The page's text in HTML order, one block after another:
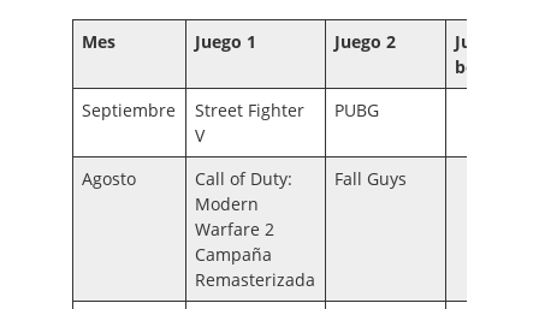
Mes Juego 1 Juego 2
Juego de
Septiembre
Street Fighter
V
PUBG
Agosto
Call of Duty:
Modern
Warfare 2
Campaña
Remasterizada
Fall Guys